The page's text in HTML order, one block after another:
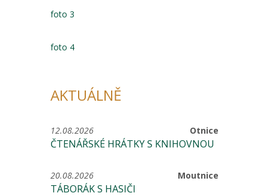
foto 3
foto 4
AKTUÁLNĚ
Otnice
12.08.2026
ČTENÁŘSKÉ HRÁTKY S KNIHOVNOU
Moutnice
20.08.2026
TÁBORÁK S HASIČI